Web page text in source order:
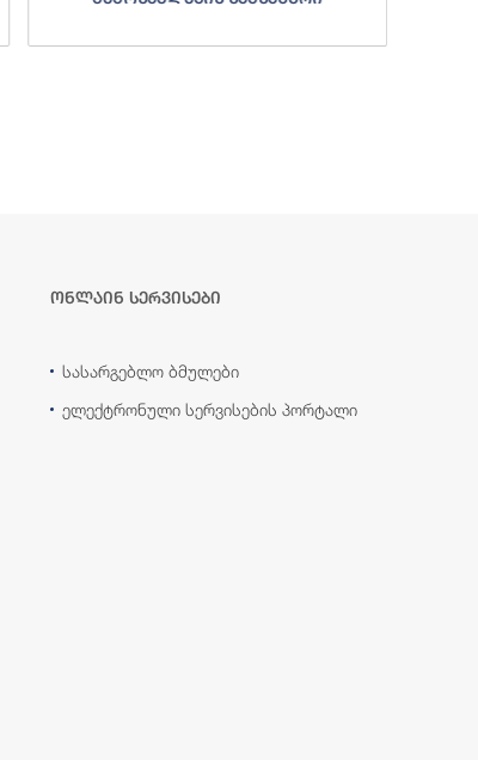
ონლაინ სერვისები
სასარგებლო ბმულები
ელექტრონული სერვისების პორტალი